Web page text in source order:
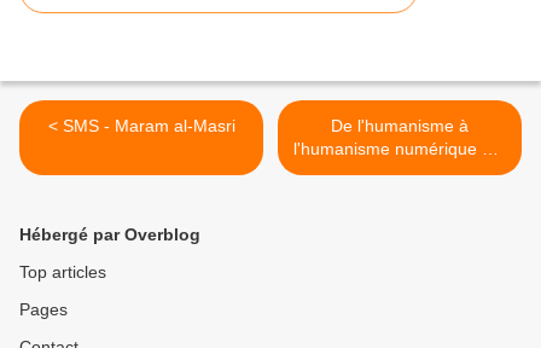
< SMS - Maram al-Masri
De l'humanisme à
l'humanisme numérique 3/9
- Savoir >
Hébergé par Overblog
Top articles
Pages